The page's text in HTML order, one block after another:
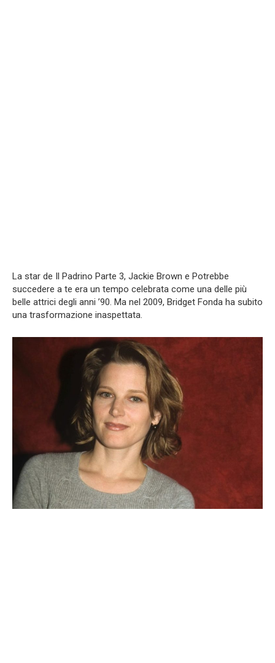
La star de Il Padrino Parte 3, Jackie Brown e Potrebbe
succedere a te era un tempo celebrata come una delle più
belle attrici degli anni ’90. Ma nel 2009, Bridget Fonda ha subito
una trasformazione inaspettata.